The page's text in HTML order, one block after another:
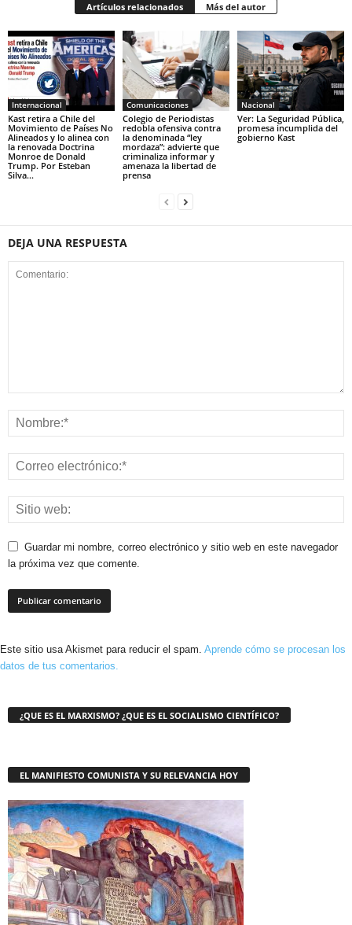
Artículos relacionados Más del autor
Internacional
Kast retira a Chile del
Movimiento de Países No
Alineados y lo alinea con
la renovada Doctrina
Monroe de Donald
Trump. Por Esteban
Silva...
Comunicaciones
Colegio de Periodistas
redobla ofensiva contra
la denominada “ley
mordaza”: advierte que
criminaliza informar y
amenaza la libertad de
prensa
Nacional
Ver: La Seguridad Pública,
promesa incumplida del
gobierno Kast
DEJA UNA RESPUESTA
Guardar mi nombre, correo electrónico y sitio web en este navegador
la próxima vez que comente.
Este sitio usa Akismet para reducir el spam. Aprende cómo se procesan los
datos de tus comentarios.
¿QUE ES EL MARXISMO? ¿QUE ES EL SOCIALISMO CIENTÍFICO?
EL MANIFIESTO COMUNISTA Y SU RELEVANCIA HOY